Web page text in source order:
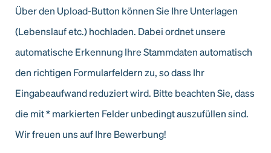
Über den Upload-Button können Sie Ihre Unterlagen
(Lebenslauf etc.) hochladen. Dabei ordnet unsere
automatische Erkennung Ihre Stammdaten automatisch
den richtigen Formularfeldern zu, so dass Ihr
Eingabeaufwand reduziert wird. Bitte beachten Sie, dass
die mit*markierten Felder unbedingt auszufüllen sind.
Wir freuen uns auf Ihre Bewerbung!